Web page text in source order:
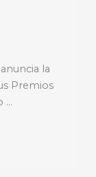
la
Premios
...